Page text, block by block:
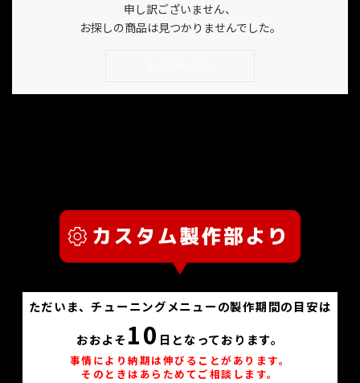
申し訳ございません、
お探しの商品は見つかりませんでした。
ただいま、チューニングメニューの製作期間の目安は
おおよそ 10 日となっております。
事情により納期は伸びることがあります。
そのときはあらためてご相談します。